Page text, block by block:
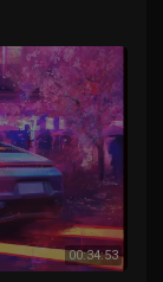
00:34:53